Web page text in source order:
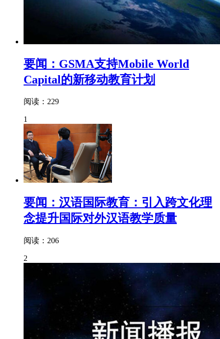
要闻：GSMA支持Mobile World
Capital的新移动教育计划
阅读：229
1
要闻：汉语国际教育：引入跨文化理
念提升国际对外汉语教学质量
阅读：206
2